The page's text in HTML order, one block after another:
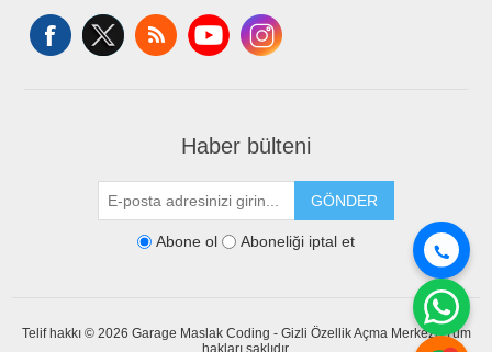
Haber bülteni
GÖNDER
Abone ol Aboneliği iptal et
Telif hakkı © 2026 Garage Maslak Coding - Gizli Özellik Açma Merkezi. Tüm